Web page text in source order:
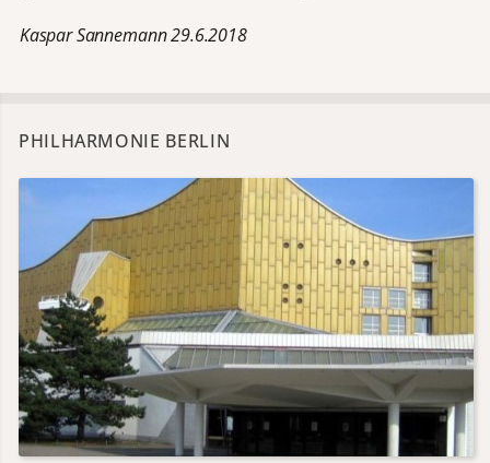
Kaspar Sannemann 29.6.2018
PHILHARMONIE BERLIN